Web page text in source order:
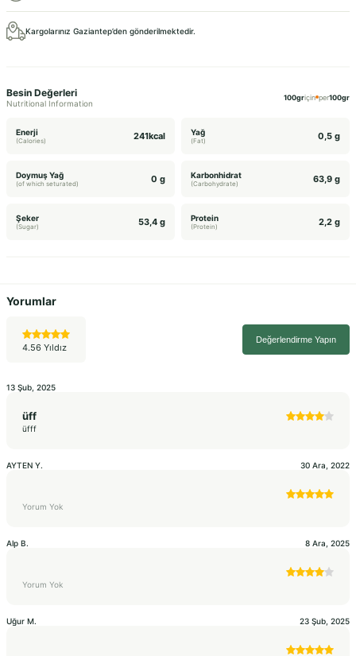
Kargolarınız Gaziantep’den gönderilmektedir.
Besin Değerleri
Nutritional Information
100griçin per100gr
Enerji
(Calories) 241kcal Yağ
(Fat) 0,5 g
Doymuş Yağ
(of which seturated) 0 g Karbonhidrat
(Carbohydrate) 63,9 g
Şeker
(Sugar) 53,4 g Protein
(Protein) 2,2 g
Yorumlar
4.56 Yıldız
Değerlendirme Yapın
13 Şub, 2025
üff
üfff
AYTEN Y. 30 Ara, 2022
Yorum Yok
Alp B. 8 Ara, 2025
Yorum Yok
Uğur M. 23 Şub, 2025